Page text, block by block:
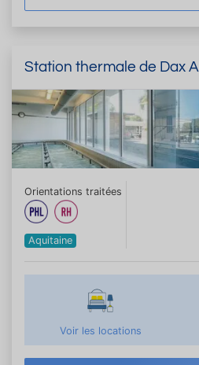
Station thermale de Dax
Orientations traitées
Aquitaine
Voir les locations